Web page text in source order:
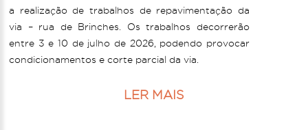
a realização de trabalhos de repavimentação da
via – rua de Brinches. Os trabalhos decorrerão
entre 3 e 10 de julho de 2026, podendo provocar
condicionamentos e corte parcial da via.
LER MAIS